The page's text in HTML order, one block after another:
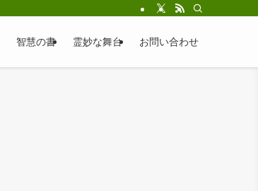
智慧の書 霊妙な舞台 お問い合わせ